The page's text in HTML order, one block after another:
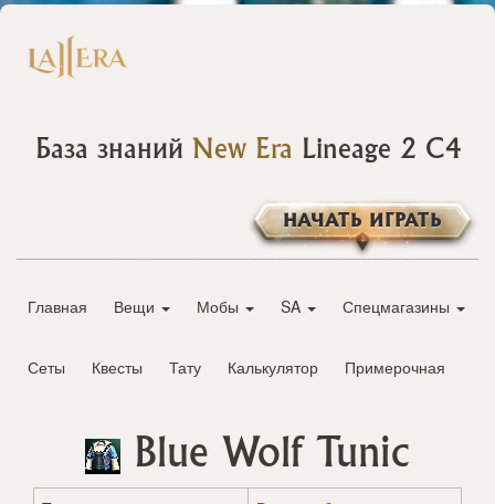
База знаний New Era Lineage 2 C4
НАЧАТЬ ИГРАТЬ
Главная Вещи Мобы SA Спецмагазины
Сеты Квесты Тату Калькулятор Примерочная
Blue Wolf Tunic